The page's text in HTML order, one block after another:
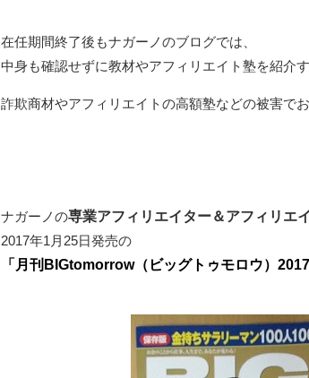
在任期間終了後もナガーノのブログでは、
中身も確認せずに教材やアフィリエイト塾を紹介
詐欺商材やアフィリエイトの高額塾などの被害で
ナガーノの専業アフィリエイター＆アフィリエ
2017年1月25日発売の
「月刊BIGtomorrow（ビッグトゥモロウ）